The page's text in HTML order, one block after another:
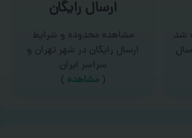
شد
ارسال رایگان
مشاهده محدوده و شرایط
ارسال رایگان در شهر تهران و
سراسر ایران
(مشاهده )